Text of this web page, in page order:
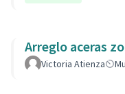
Arreglo aceras
Victoria Atienza